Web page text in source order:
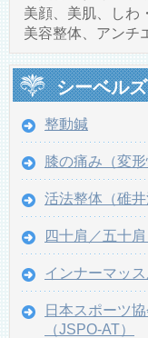
美顔、美肌、しわ
美容整体、アンチ
シーベル
整動鍼
膝の痛み（変形
活法整体（碓井
四十肩／五十
インナーマッ
日本スポーツ
（JSPO-AT）